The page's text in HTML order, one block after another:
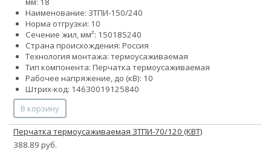
Наименование: 3ТПИ-150/240
Норма отгрузки: 10
Сечение жил, мм²: 150185240
Страна происхождения: Россия
Технология монтажа: термоусаживаемая
Тип компонента: Перчатка термоусаживаемая
Рабочее напряжение, до (кВ): 10
Штрих-код: 14630019125840
В корзину
Перчатка термоусаживаемая 3ТПИ-70/120 (КВТ)
388.89 руб.